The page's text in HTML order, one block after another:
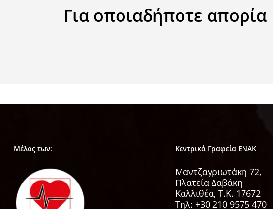
Για οποιαδήποτε απορία
Μέλος των: Κεντρικά Γραφεία ΕΝΑΚ
Μαντζαγριωτάκη 72,
Πλατεία Δαβάκη
Καλλιθέα, Τ.Κ. 17672
Τηλ: +30 210 9575 470